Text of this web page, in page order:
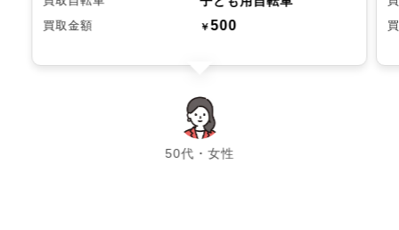
買取金額 ￥500
50代・女性
chevron_left chevron_right